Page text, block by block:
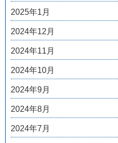
2025年1月
2024年12月
2024年11月
2024年10月
2024年9月
2024年8月
2024年7月